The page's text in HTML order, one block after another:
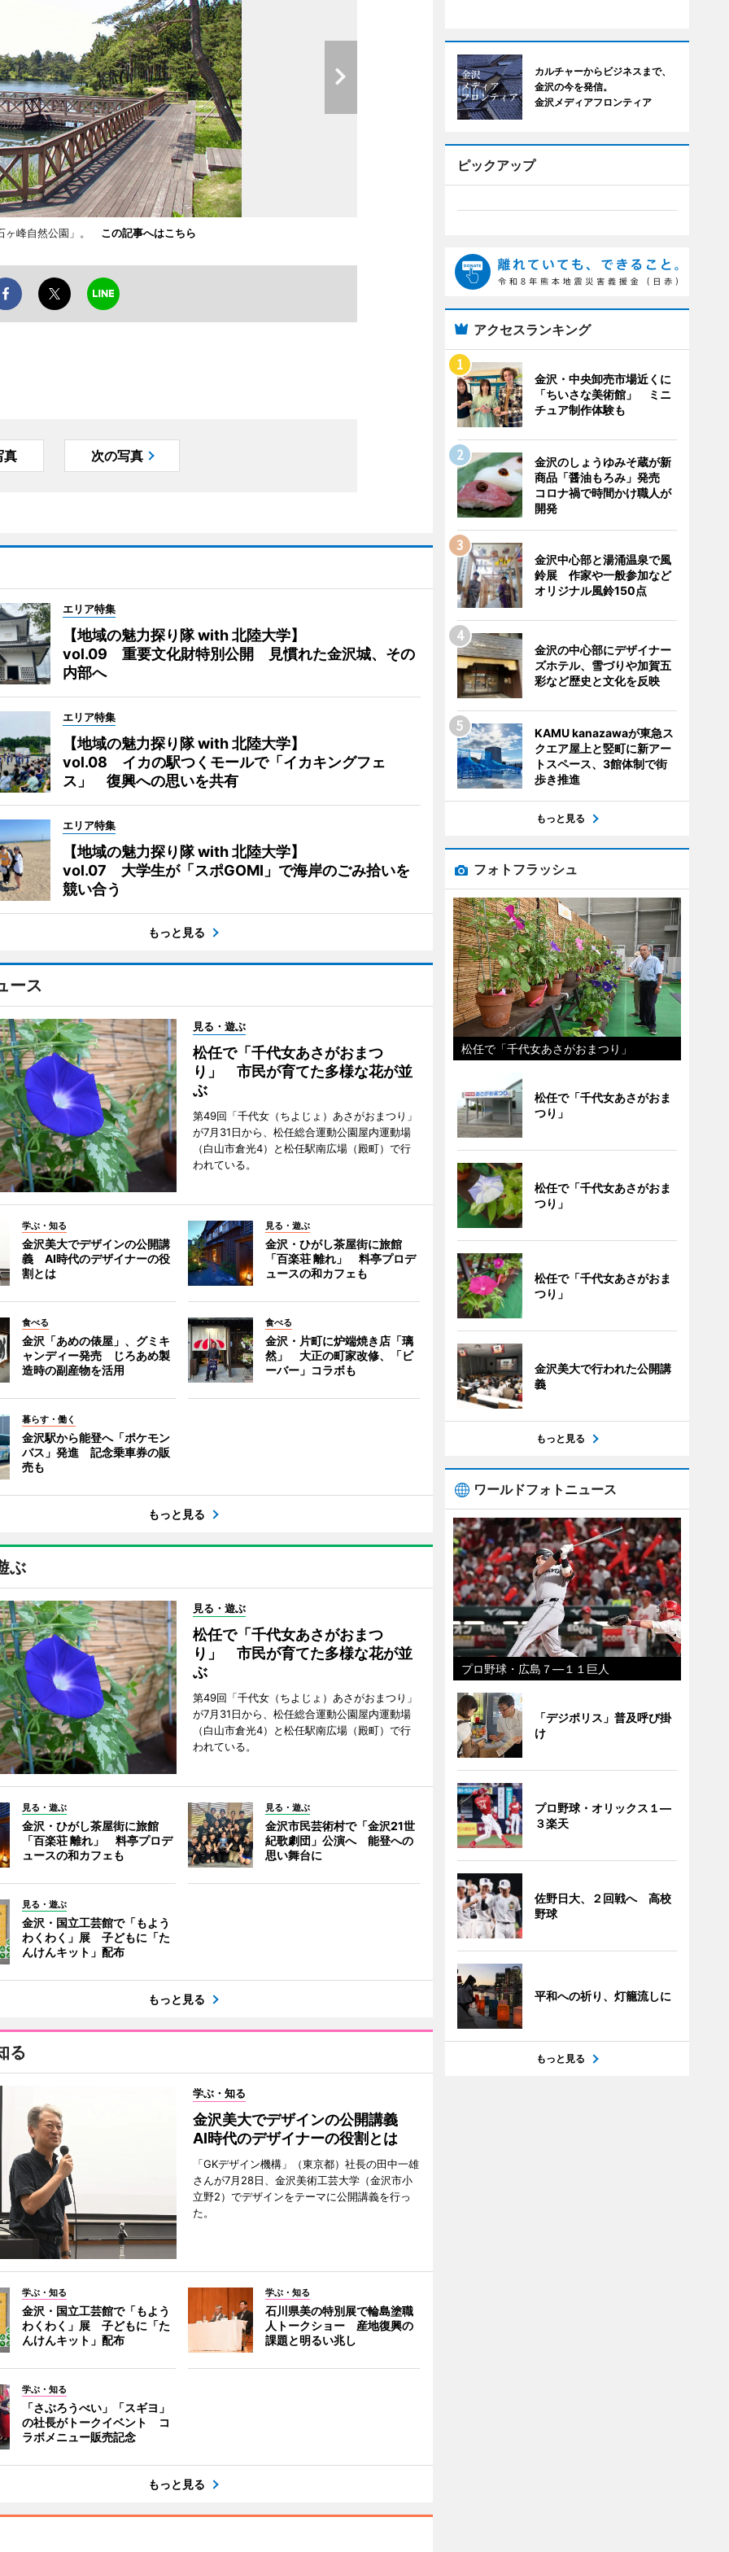
ヶ峰自然公園」。 この記事へはこちら
真 次の写真
エリア特集
【地域の魅力探り隊 with 北陸大学】
vol.09 重要文化財特別公開 見慣れた金沢城、その
内部へ
エリア特集
【地域の魅力探り隊 with 北陸大学】
vol.08 イカの駅つくモールで「イカキングフェ
ス」 復興への思いを共有
エリア特集
【地域の魅力探り隊 with 北陸大学】
vol.07 大学生が「スポGOMI」で海岸のごみ拾いを
競い合う
もっと見る
ース
見る・遊ぶ
松任で「千代女あさがおまつ
り」 市民が育てた多様な花が並
ぶ
第49回「千代女（ちよじょ）あさがおまつり」
が7月31日から、松任総合運動公園屋内運動場
（白山市倉光4）と松任駅南広場（殿町）で行
われている。
学ぶ・知る
金沢美大でデザインの公開講
義 AI時代のデザイナーの役
割とは
見る・遊ぶ
金沢・ひがし茶屋街に旅館
「百楽荘 離れ」 料亭プロデ
ュースの和カフェも
食べる
金沢「あめの俵屋」、グミキ
ャンディー発売 じろあめ製
造時の副産物を活用
食べる
金沢・片町に炉端焼き店「璃
然」 大正の町家改修、「ビ
ーバー」コラボも
暮らす・働く
金沢駅から能登へ「ポケモン
バス」発進 記念乗車券の販
売も
もっと見る
ぶ
見る・遊ぶ
松任で「千代女あさがおまつ
り」 市民が育てた多様な花が並
ぶ
第49回「千代女（ちよじょ）あさがおまつり」
が7月31日から、松任総合運動公園屋内運動場
（白山市倉光4）と松任駅南広場（殿町）で行
われている。
見る・遊ぶ
金沢・ひがし茶屋街に旅館
「百楽荘 離れ」 料亭プロデ
ュースの和カフェも
見る・遊ぶ
金沢市民芸術村で「金沢21世
紀歌劇団」公演へ 能登への
思い舞台に
見る・遊ぶ
金沢・国立工芸館で「もよう
わくわく」展 子どもに「た
んけんキット」配布
もっと見る
る
学ぶ・知る
金沢美大でデザインの公開講義
AI時代のデザイナーの役割とは
「GKデザイン機構」（東京都）社長の田中一雄
さんが7月28日、金沢美術工芸大学（金沢市小
立野2）でデザインをテーマに公開講義を行っ
た。
学ぶ・知る
金沢・国立工芸館で「もよう
わくわく」展 子どもに「た
んけんキット」配布
学ぶ・知る
石川県美の特別展で輪島塗職
人トークショー 産地復興の
課題と明るい兆し
学ぶ・知る
「さぶろうべい」「スギヨ」
の社長がトークイベント コ
ラボメニュー販売記念
もっと見る
カルチャーからビジネスまで、
金沢の今を発信。
金沢メディアフロンティア
ピックアップ
アクセスランキング
金沢・中央卸売市場近くに
「ちいさな美術館」 ミニ
チュア制作体験も
金沢のしょうゆみそ蔵が新
商品「醤油もろみ」発売
コロナ禍で時間かけ職人が
開発
金沢中心部と湯涌温泉で風
鈴展 作家や一般参加など
オリジナル風鈴150点
金沢の中心部にデザイナー
ズホテル、雪づりや加賀五
彩など歴史と文化を反映
KAMU kanazawaが東急ス
クエア屋上と竪町に新アー
トスペース、3館体制で街
歩き推進
もっと見る
フォトフラッシュ
松任で「千代女あさがおまつり」
松任で「千代女あさがおま
つり」
松任で「千代女あさがおま
つり」
松任で「千代女あさがおま
つり」
金沢美大で行われた公開講
義
もっと見る
ワールドフォトニュース
プロ野球・広島７―１１巨人
「デジポリス」普及呼び掛
け
プロ野球・オリックス１―
３楽天
佐野日大、２回戦へ 高校
野球
平和への祈り、灯籠流しに
もっと見る